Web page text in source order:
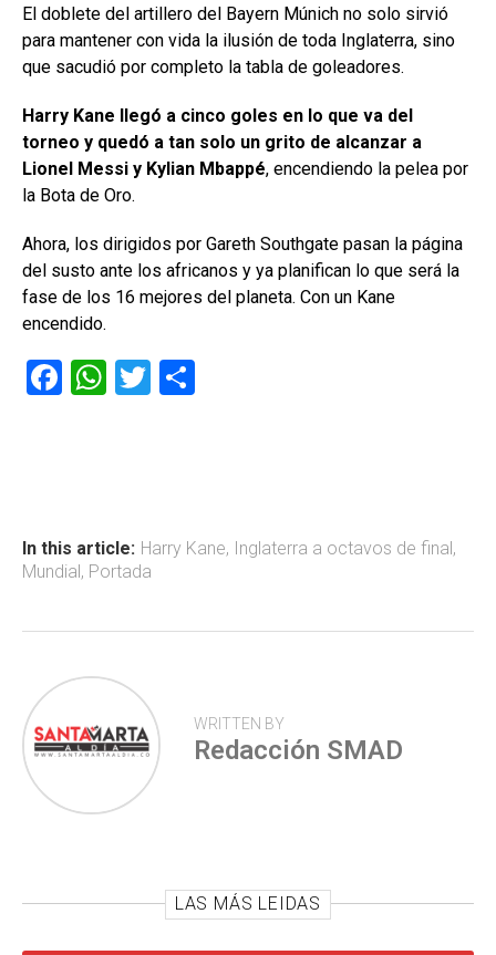
El doblete del artillero del Bayern Múnich no solo sirvió
para mantener con vida la ilusión de toda Inglaterra, sino
que sacudió por completo la tabla de goleadores.
Harry Kane llegó a cinco goles en lo que va del
torneo y quedó a tan solo un grito de alcanzar a
Lionel Messi y Kylian Mbappé, encendiendo la pelea por
la Bota de Oro.
Ahora, los dirigidos por Gareth Southgate pasan la página
del susto ante los africanos y ya planifican lo que será la
fase de los 16 mejores del planeta. Con un Kane
encendido.
F
ok
W
p
p
T
tir
In this article: Harry Kane, Inglaterra a octavos de final,
Mundial, Portada
WRITTEN BY
Redacción SMAD
LAS MÁS LEIDAS